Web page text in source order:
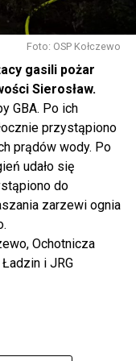
Sprawiedliwości,
sferze
wkład
sprawie
ogromnej
Beaty Szydło,
Morawieckiego.
za to jak
Cieszymy
cieszymy się,
które
Świnoujściu,
z zagranicy
Brudziński w
modernizację
Foto: OSP Kołczewo
gasili pożar
Sierosław.
GBA. Po ich
przystąpiono
prądów wody. Po
udało się
do
zarzewi ognia
Ochotnicza
i JRG